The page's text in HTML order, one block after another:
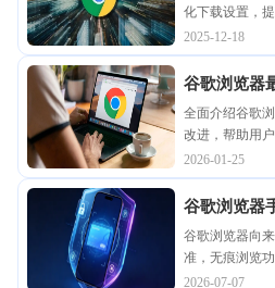
化下载设置，
件传输和操作便
2025-12-18
谷歌浏览器
析
全面介绍谷歌
改进，帮助用
升，便于决定是
2026-01-25
谷歌浏览器
分享
谷歌浏览器向
准，无痕浏览
第三方窃取。
2026-07-07